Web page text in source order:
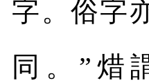
字。俗字
同。”焟